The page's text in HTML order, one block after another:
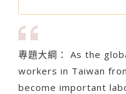
專題大綱： As the
workers in Taiwan
become important